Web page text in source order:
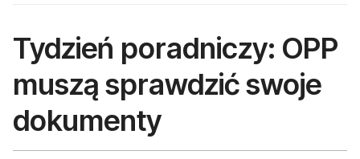
Tydzień poradniczy: OPP
muszą sprawdzić swoje
dokumenty